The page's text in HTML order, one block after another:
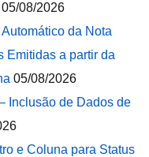
05/08/2026
da Nota
Emitidas a partir da
05/08/2026
Inclusão de Dados de
e Coluna para Status